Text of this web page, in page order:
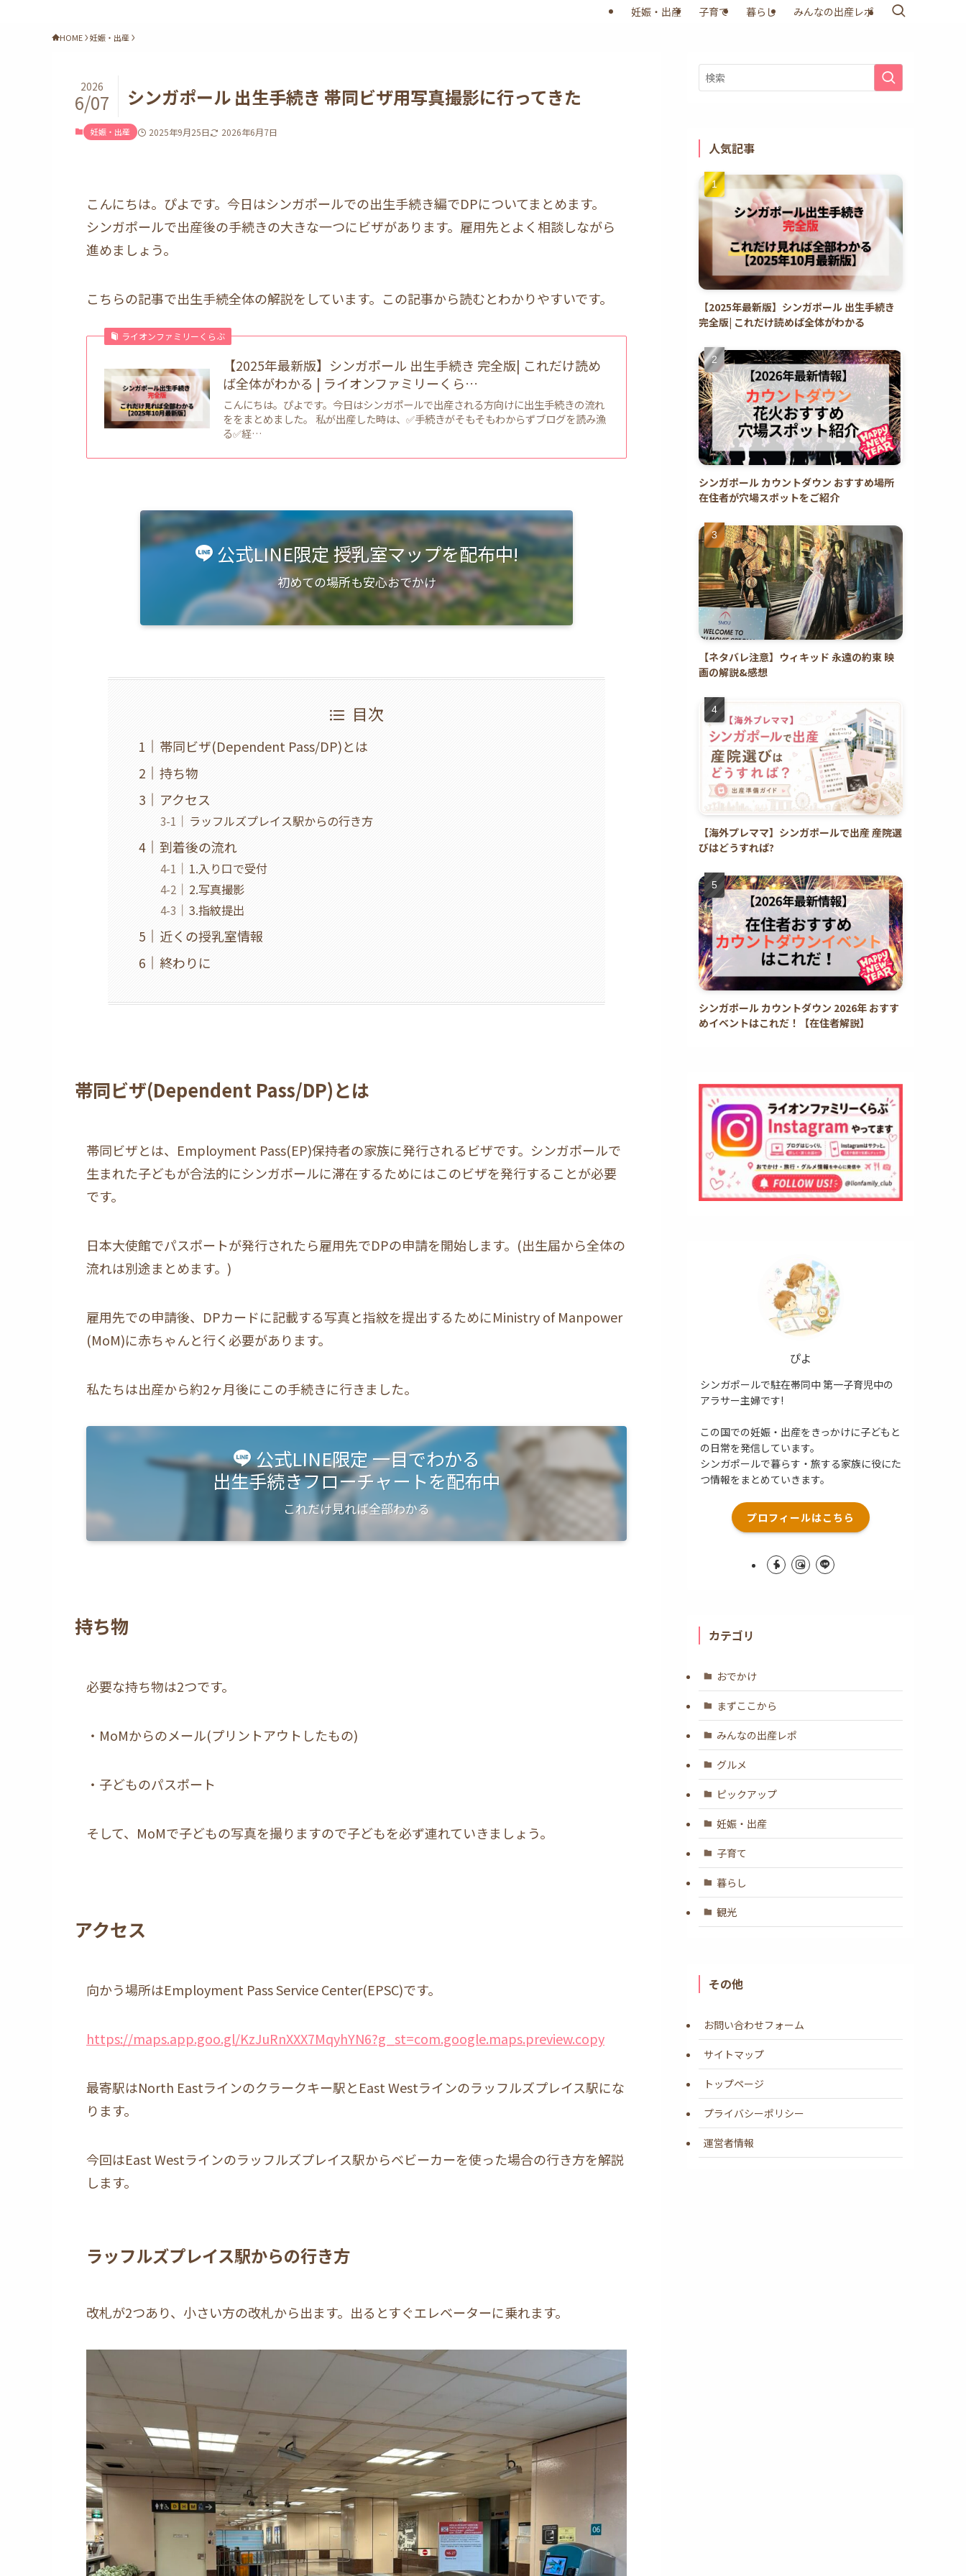
妊娠・出産 子育て 暮らし みんなの出産レポ
HOME 妊娠・出産
シンガポール 出生手続き 帯同ビザ用写真撮影に行ってきた
2026
6/07
妊娠・出産 2025年9月25日 2026年6月7日
こんにちは。ぴよです。今日はシンガポールでの出生手続き編でDPについてまとめます。
シンガポールで出産後の手続きの大きな一つにビザがあります。雇用先とよく相談しながら
進めましょう。
こちらの記事で出生手続全体の解説をしています。この記事から読むとわかりやすいです。
ライオンファミリーくらぶ
【2025年最新版】シンガポール 出生手続き 完全版| これだけ読め
ば全体がわかる | ライオンファミリーくら…
こんにちは。ぴよです。今日はシンガポールで出産される方向けに出生手続きの流れ
ををまとめました。 私が出産した時は、✅手続きがそもそもわからずブログを読み漁
る✅経…
公式LINE限定 授乳室マップを配布中!
初めての場所も安心おでかけ
目次
帯同ビザ(Dependent Pass/DP)とは
持ち物
アクセス
ラッフルズプレイス駅からの行き方
到着後の流れ
1.入り口で受付
2.写真撮影
3.指紋提出
近くの授乳室情報
終わりに
帯同ビザ(Dependent Pass/DP)とは
帯同ビザとは、Employment Pass(EP)保持者の家族に発行されるビザです。シンガポールで
生まれた子どもが合法的にシンガポールに滞在するためにはこのビザを発行することが必要
です。
日本大使館でパスポートが発行されたら雇用先でDPの申請を開始します。(出生届から全体の
流れは別途まとめます。)
雇用先での申請後、DPカードに記載する写真と指紋を提出するためにMinistry of Manpower
(MoM)に赤ちゃんと行く必要があります。
私たちは出産から約2ヶ月後にこの手続きに行きました。
公式LINE限定 一目でわかる
出生手続きフローチャートを配布中
これだけ見れば全部わかる
持ち物
必要な持ち物は2つです。
・MoMからのメール(プリントアウトしたもの)
・子どものパスポート
そして、MoMで子どもの写真を撮りますので子どもを必ず連れていきましょう。
アクセス
向かう場所はEmployment Pass Service Center(EPSC)です。
https://maps.app.goo.gl/KzJuRnXXX7MqyhYN6?g_st=com.google.maps.preview.copy
最寄駅はNorth Eastラインのクラークキー駅とEast Westラインのラッフルズプレイス駅にな
ります。
今回はEast Westラインのラッフルズプレイス駅からベビーカーを使った場合の行き方を解説
します。
ラッフルズプレイス駅からの行き方
改札が2つあり、小さい方の改札から出ます。出るとすぐエレベーターに乗れます。
人気記事
【2025年最新版】シンガポール 出生手続き
完全版| これだけ読めば全体がわかる
シンガポール カウントダウン おすすめ場所
在住者が穴場スポットをご紹介
【ネタバレ注意】ウィキッド 永遠の約束 映
画の解説&感想
【海外プレママ】シンガポールで出産 産院選
びはどうすれば?
シンガポール カウントダウン 2026年 おすす
めイベントはこれだ！【在住者解説】
ぴよ
シンガポールで駐在帯同中 第一子育児中の
アラサー主婦です!
この国での妊娠・出産をきっかけに子どもと
の日常を発信しています。
シンガポールで暮らす・旅する家族に役にた
つ情報をまとめていきます。
プロフィールはこちら
カテゴリ
おでかけ
まずここから
みんなの出産レポ
グルメ
ピックアップ
妊娠・出産
子育て
暮らし
観光
その他
お問い合わせフォーム
サイトマップ
トップページ
プライバシーポリシー
運営者情報